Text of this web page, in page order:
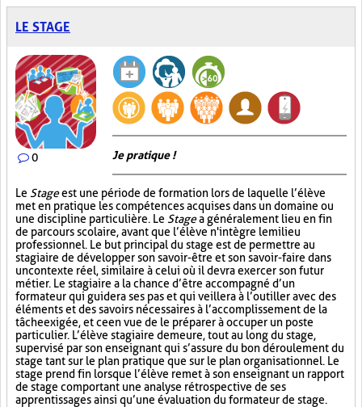
LE STAGE
0 Je pratique !
Le Stageest une période de formation lors de laquelle l’élève
met en pratique les compétences acquises dans un domaine ou
une discipline particulière. Le Stagea généralement lieu en fin
de parcours scolaire, avant que l’élève n'intègre le milieu
professionnel. Le but principal du stage est de permettre au
stagiaire de développer son savoir-être et son savoir-faire dans
un contexte réel, similaire à celui où il devra exercer son futur
métier. Le stagiaire a la chance d’être accompagné d’un
formateur qui guidera ses pas et qui veillera à l’outiller avec des
éléments et des savoirs nécessaires à l’accomplissement de la
tâche exigée, et ce en vue de le préparer à occuper un poste
particulier. L’élève stagiaire demeure, tout au long du stage,
supervisé par son enseignant qui s’assure du bon déroulement du
stage tant sur le plan pratique que sur le plan organisationnel. Le
stage prend fin lorsque l’élève remet à son enseignant un rapport
de stage comportant une analyse rétrospective de ses
apprentissages ainsi qu’une évaluation du formateur de stage.